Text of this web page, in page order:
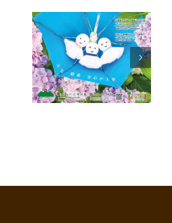
【広報誌】ワイ
ヤーさが2026
年6月号に掲載
しました